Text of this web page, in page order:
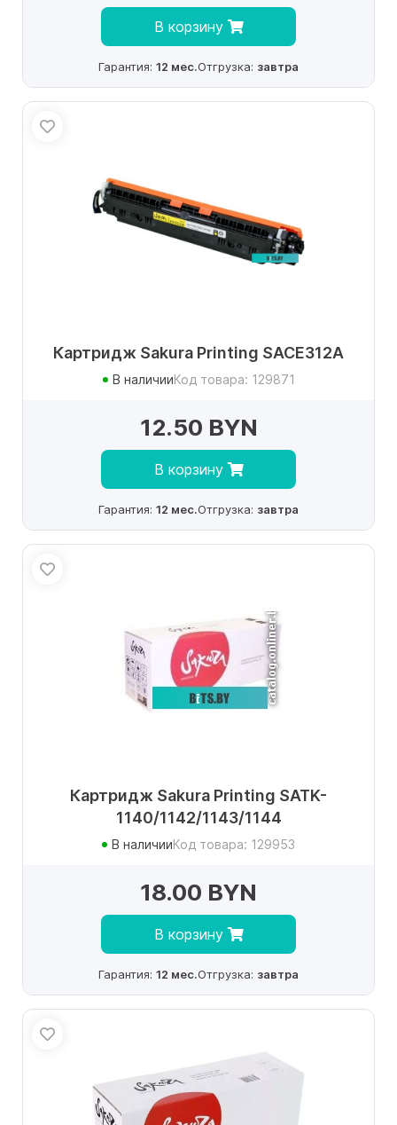
В корзину
Гарантия: 12 мес.Отгрузка: завтра
Картридж Sakura Printing SACE312A
В наличииКод товара: 129871
12.50 BYN
В корзину
Гарантия: 12 мес.Отгрузка: завтра
Картридж Sakura Printing SATK-
1140/1142/1143/1144
В наличииКод товара: 129953
18.00 BYN
В корзину
Гарантия: 12 мес.Отгрузка: завтра